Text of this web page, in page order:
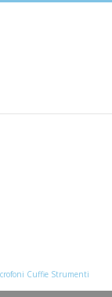
Cuffie Strumenti